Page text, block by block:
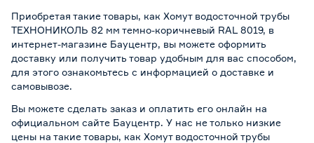
Приобретая такие товары, как Хомут водосточной трубы
ТЕХНОНИКОЛЬ 82 мм темно-коричневый RAL 8019, в
интернет-магазине Бауцентр, вы можете оформить
доставку или получить товар удобным для вас способом,
для этого ознакомьтесь с информацией о доставке и
самовывозе.
Вы можете сделать заказ и оплатить его онлайн на
официальном сайте Бауцентр. У нас не только низкие
цены на такие товары, как Хомут водосточной трубы